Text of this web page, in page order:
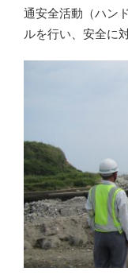
通安全活動（ハン
ルを行い、安全に